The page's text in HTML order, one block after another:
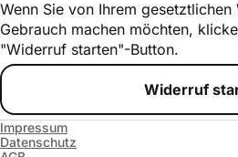
Wenn Sie von Ihrem
Gebrauch machen möchten,
"Widerruf starten"-Button.
Widerruf
Impressum
Datenschutz